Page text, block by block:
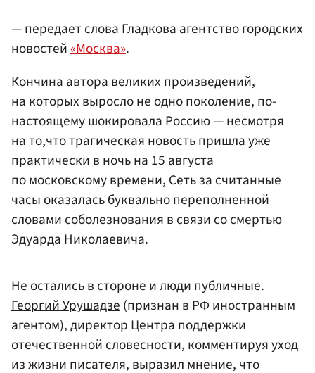
— передает словаГладковаагентство городских
новостей«Москва».
Кончина автора великих произведений,
на которых выросло не одно поколение, по-
настоящему шокировала Россию — несмотря
на то,что трагическая новость пришла уже
практически в ночь на 15 августа
по московскому времени, Сеть за считанные
часы оказалась буквально переполненной
словами соболезнования в связи со смертью
Эдуарда Николаевича.
Не остались в стороне и люди публичные.
Георгий Урушадзе(признан в РФ иностранным
агентом), директор Центра поддержки
отечественной словесности, комментируя уход
из жизни писателя, выразил мнение, что